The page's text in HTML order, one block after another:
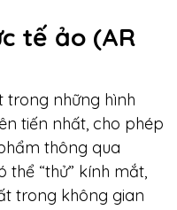
tế ảo (AR
trong những hình
tiến nhất, cho phép
thông qua
thể “thử” kính mắt,
trong không gian